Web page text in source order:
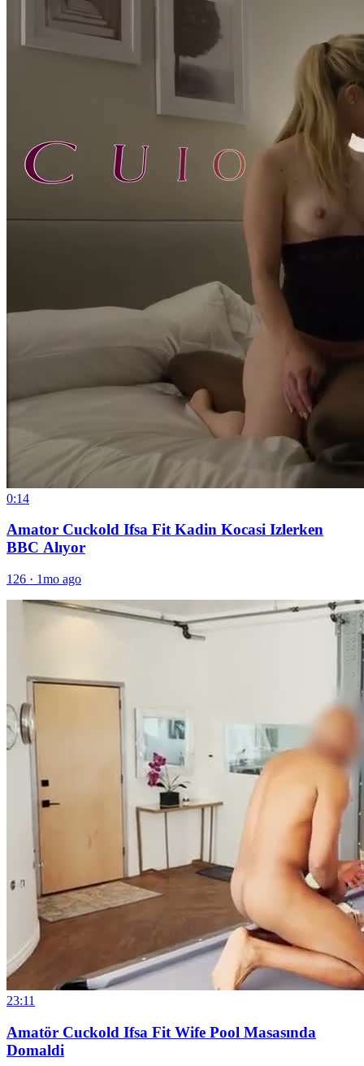
0:14
Amator Cuckold Ifsa Fit Kadin Kocasi Izlerken
BBC Alıyor
126 · 1mo ago
23:11
Amatör Cuckold Ifsa Fit Wife Pool Masasında
Domaldi